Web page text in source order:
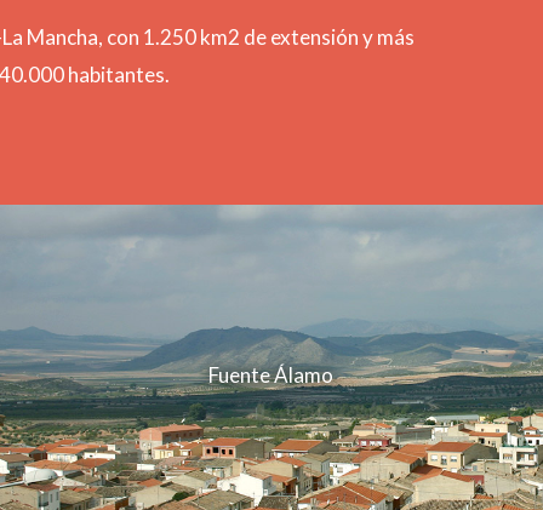
Mancha, con 1.250 km2 de extensión y más
habitantes.
Fuente Álamo